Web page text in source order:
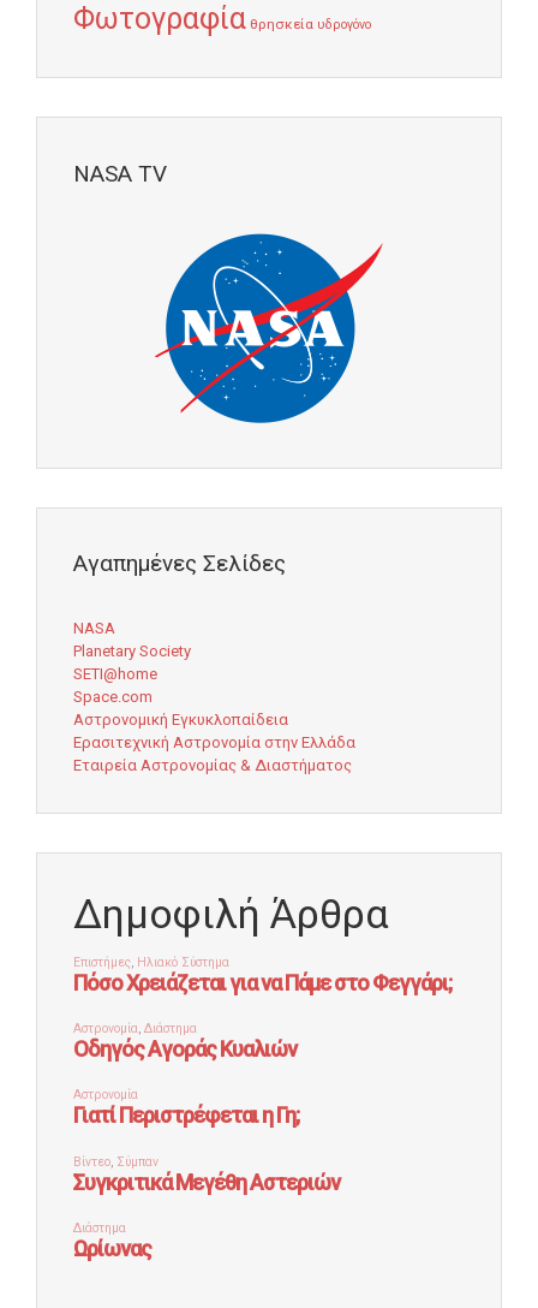
Φωτογραφία θρησκεία υδρογόνο
NASA TV
Αγαπημένες Σελίδες
NASA
Planetary Society
SETI@home
Space.com
Αστρονομική Εγκυκλοπαίδεια
Ερασιτεχνική Αστρονομία στην Ελλάδα
Εταιρεία Αστρονομίας & Διαστήματος
Δημοφιλή Άρθρα